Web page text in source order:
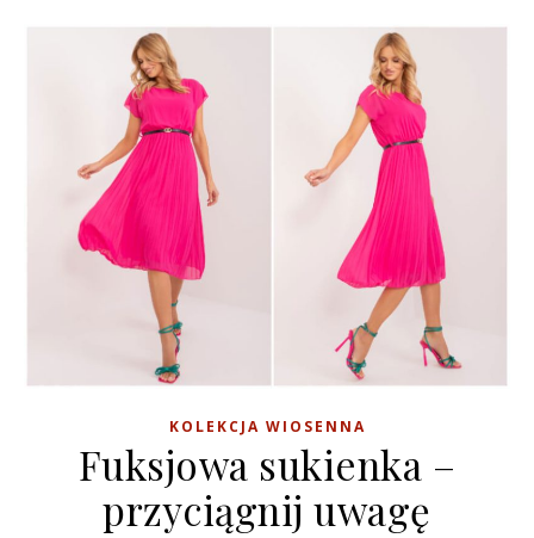
KOLEKCJA WIOSENNA
Fuksjowa sukienka –
przyciągnij uwagę